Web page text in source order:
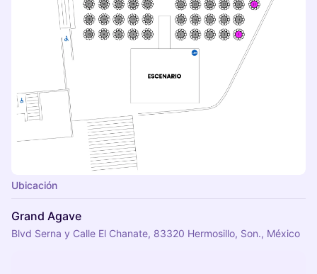
Ubicación
Grand Agave
Blvd Serna y Calle El Chanate, 83320 Hermosillo, Son., México